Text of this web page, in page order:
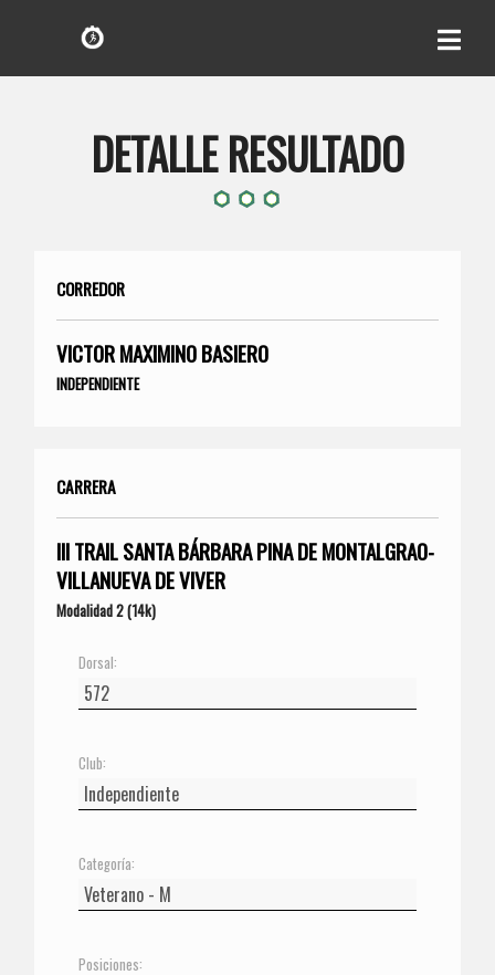
DETALLE RESULTADO
CORREDOR
VICTOR MAXIMINO BASIERO
INDEPENDIENTE
CARRERA
III TRAIL SANTA BÁRBARA PINA DE MONTALGRAO-
VILLANUEVA DE VIVER
Modalidad 2 (14k)
Dorsal:
Club:
Categoría:
Posiciones: